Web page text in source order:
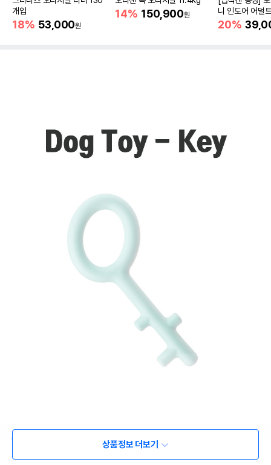
개입
18% 53,000원
14% 150,900원
니 인도어 어덜
건강
20%
상품정보 더보기